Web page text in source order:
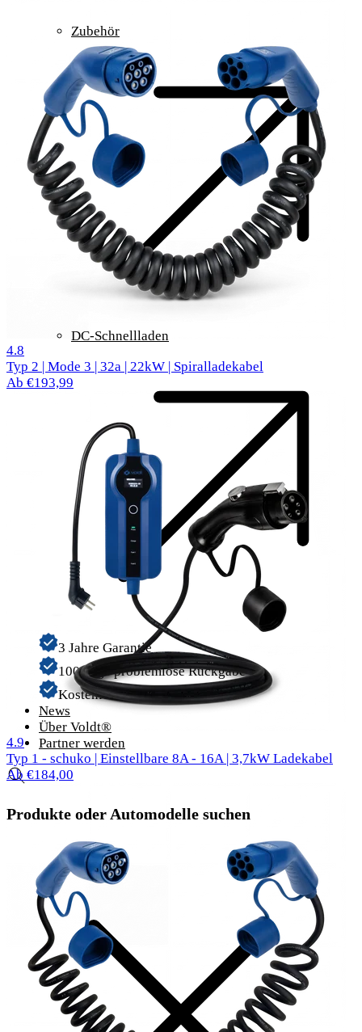
Zubehör
DC-Schnellladen
3 Jahre Garantie
100 Tage problemlose Rückgabe
Kostenloser Versand
News
Über Voldt®
Partner werden
Produkte oder Automodelle suchen
4.8
Typ 2 | Mode 3 | 32a | 22kW | Spiralladekabel
Ab €193,99
4.957 Bewertungen
Typ 1 - schuko | Einstellbare 8A - 16A | 3,7kW Ladekabel
Ab €184,00